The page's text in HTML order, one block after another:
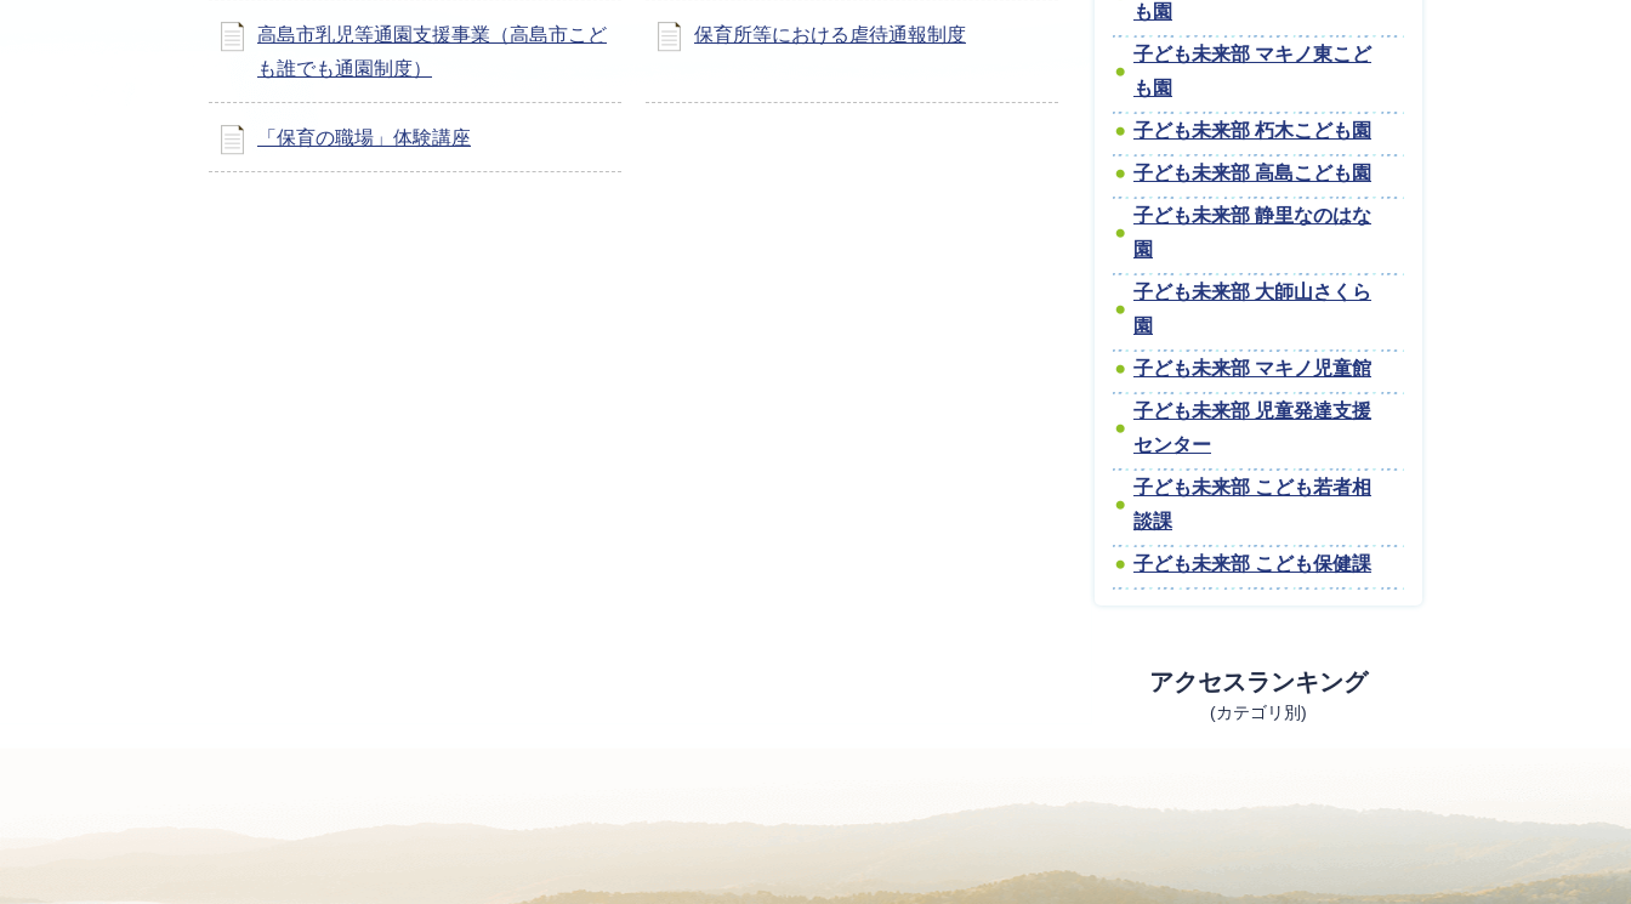
高島市乳児等通園支援事業（高島市こど
も誰でも通園制度）
保育所等における虐待通報制度
「保育の職場」体験講座
も園
子ども未来部 マキノ東こど
も園
子ども未来部 朽木こども園
子ども未来部 高島こども園
子ども未来部 静里なのはな
園
子ども未来部 大師山さくら
園
子ども未来部 マキノ児童館
子ども未来部 児童発達支援
センター
子ども未来部 こども若者相
談課
子ども未来部 こども保健課
アクセスランキング
(カテゴリ別)